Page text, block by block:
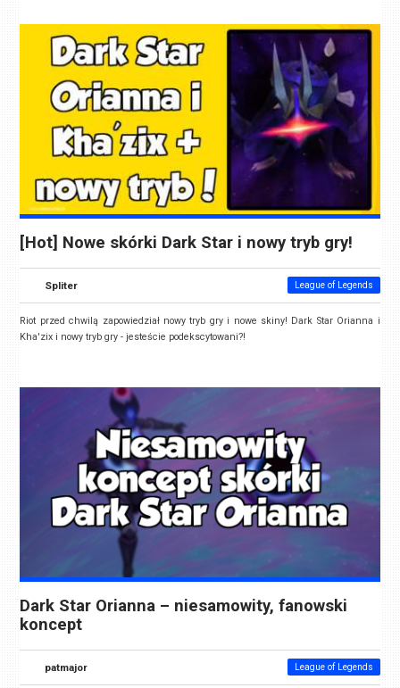
[Hot] Nowe skórki Dark Star i nowy tryb gry!
Spliter League of Legends
Riot przed chwilą zapowiedział nowy tryb gry i nowe skiny! Dark Star Orianna i
Kha'zix i nowy tryb gry - jesteście podekscytowani?!
Dark Star Orianna – niesamowity, fanowski
koncept
patmajor League of Legends